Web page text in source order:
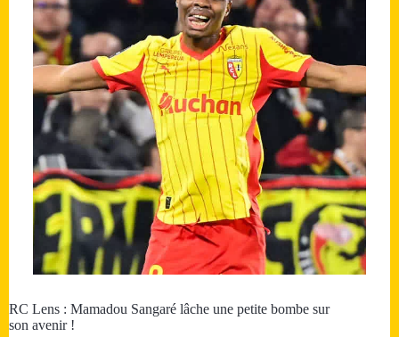
RC Lens : Mamadou Sangaré lâche une petite bombe sur
son avenir !